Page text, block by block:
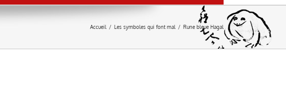
Accueil / Les symboles qui font mal / Rune bleue Hagal